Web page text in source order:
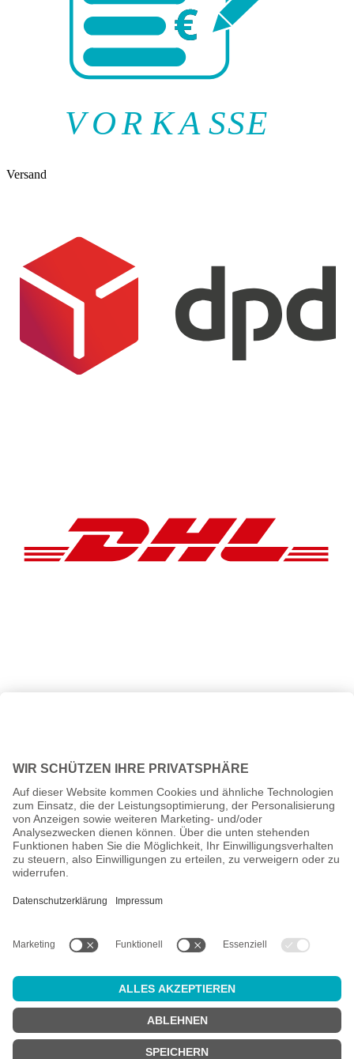
VOR KA SSE
Versand
ggf. Nachnahmegebühren, wenn nicht anders angegeben.
Altersprüfung
Achtung:um diesen Onlineshop zu nutzen, müssen Siemindestens
18 Jahre alt